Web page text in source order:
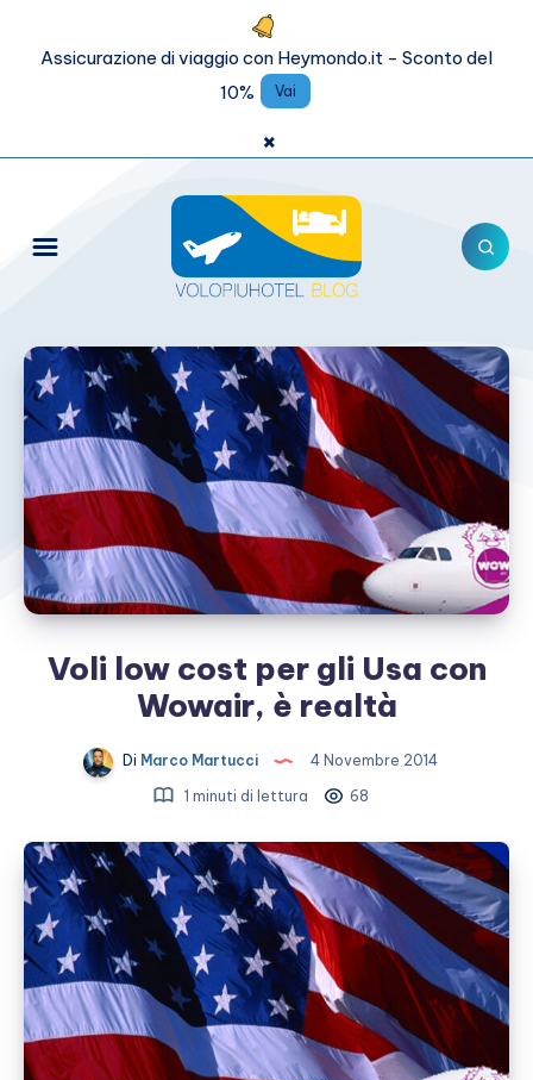
Assicurazione di viaggio con Heymondo.it - Sconto del
10%
Vai
×
Voli low cost per gli Usa con
Wowair, è realtà
Di Marco Martucci
4 Novembre 2014
1 minuti di lettura
68